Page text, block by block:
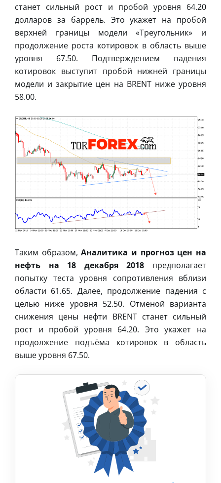
станет сильный рост и пробой уровня 64.20
долларов за баррель. Это укажет на пробой
верхней границы модели «Треугольник» и
продолжение роста котировок в область выше
уровня 67.50. Подтверждением падения
котировок выступит пробой нижней границы
модели и закрытие цен на BRENT ниже уровня
58.00.
Таким образом,Аналитика и прогноз цен на
нефть на 18 декабря 2018 предполагает
попытку теста уровня сопротивления вблизи
области 61.65. Далее, продолжение падения с
целью ниже уровня 52.50. Отменой варианта
снижения цены нефти BRENT станет сильный
рост и пробой уровня 64.20. Это укажет на
продолжение подъёма котировок в область
выше уровня 67.50.